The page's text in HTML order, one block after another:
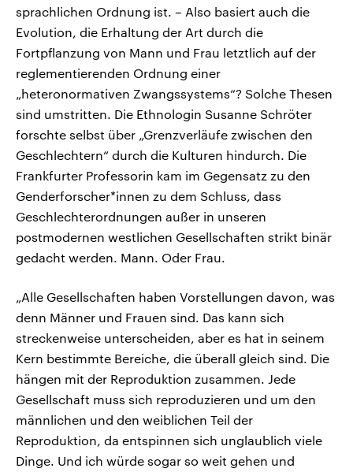
sprachlichen Ordnung ist. – Also basiert auch die
Evolution, die Erhaltung der Art durch die
Fortpflanzung von Mann und Frau letztlich auf der
reglementierenden Ordnung einer
„heteronormativen Zwangssystems“? Solche Thesen
sind umstritten. Die Ethnologin Susanne Schröter
forschte selbst über „Grenzverläufe zwischen den
Geschlechtern“ durch die Kulturen hindurch. Die
Frankfurter Professorin kam im Gegensatz zu den
Genderforscher*innen zu dem Schluss, dass
Geschlechterordnungen außer in unseren
postmodernen westlichen Gesellschaften strikt binär
gedacht werden. Mann. Oder Frau.
„Alle Gesellschaften haben Vorstellungen davon, was
denn Männer und Frauen sind. Das kann sich
streckenweise unterscheiden, aber es hat in seinem
Kern bestimmte Bereiche, die überall gleich sind. Die
hängen mit der Reproduktion zusammen. Jede
Gesellschaft muss sich reproduzieren und um den
männlichen und den weiblichen Teil der
Reproduktion, da entspinnen sich unglaublich viele
Dinge. Und ich würde sogar so weit gehen und